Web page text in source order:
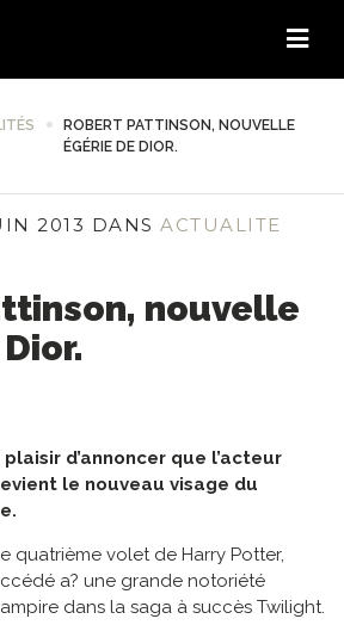
ROBERT PATTINSON, NOUVELLE
ÉGÉRIE DE DIOR.
2013 DANS ACTUALITE
nouvelle
d’annoncer que l’acteur
le nouveau visage du
quatrième volet de Harry Potter,
a? une grande notoriété
dans la saga à succès Twilight.